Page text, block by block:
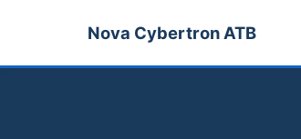
Nova Cybertron ATB